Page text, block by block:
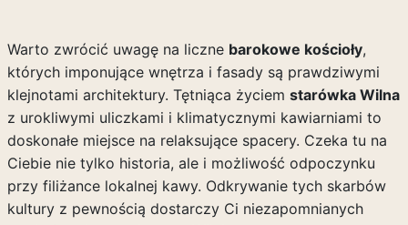
Warto zwrócić uwagę na liczne barokowe kościoły,
których imponujące wnętrza i fasady są prawdziwymi
klejnotami architektury. Tętniąca życiem starówka Wilna
z urokliwymi uliczkami i klimatycznymi kawiarniami to
doskonałe miejsce na relaksujące spacery. Czeka tu na
Ciebie nie tylko historia, ale i możliwość odpoczynku
przy filiżance lokalnej kawy. Odkrywanie tych skarbów
kultury z pewnością dostarczy Ci niezapomnianych